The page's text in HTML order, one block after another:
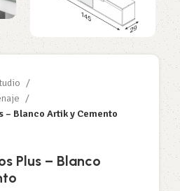
– Blanco Artik y Cemento
Plus – Blanco